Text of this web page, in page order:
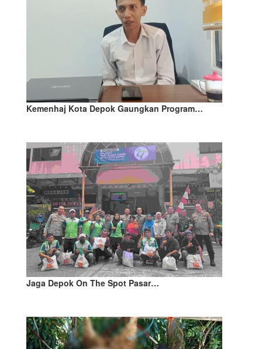
Kemenhaj Kota Depok Gaungkan Program…
Jaga Depok On The Spot Pasar…